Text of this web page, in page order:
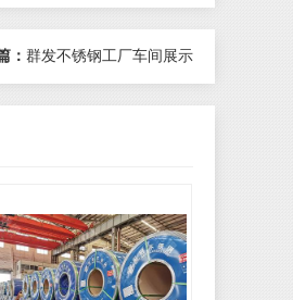
： 群发不锈钢工厂车间展示